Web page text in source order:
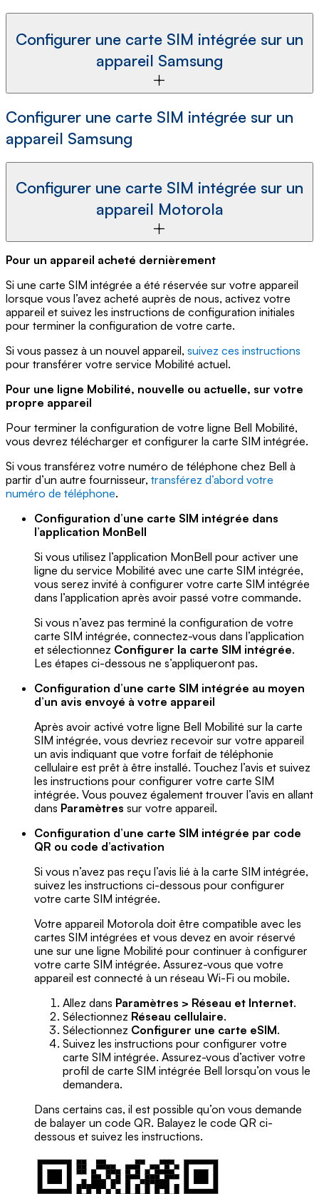
Configurer une carte SIM intégrée sur un
appareil Samsung
Configurer une carte SIM intégrée sur un
appareil Samsung
Configurer une carte SIM intégrée sur un
appareil Motorola
Pour un appareil acheté dernièrement
Si une carte SIM intégrée a été réservée sur votre appareil
lorsque vous l’avez acheté auprès de nous, activez votre
appareil et suivez les instructions de configuration initiales
pour terminer la configuration de votre carte.
Si vous passez à un nouvel appareil, suivez ces instructions
pour transférer votre service Mobilité actuel.
Pour une ligne Mobilité, nouvelle ou actuelle, sur votre
propre appareil
Pour terminer la configuration de votre ligne Bell Mobilité,
vous devrez télécharger et configurer la carte SIM intégrée.
Si vous transférez votre numéro de téléphone chez Bell à
partir d’un autre fournisseur, transférez d’abord votre
numéro de téléphone.
Configuration d’une carte SIM intégrée dans
l’application MonBell
Si vous utilisez l’application MonBell pour activer une
ligne du service Mobilité avec une carte SIM intégrée,
vous serez invité à configurer votre carte SIM intégrée
dans l’application après avoir passé votre commande.
Si vous n’avez pas terminé la configuration de votre
carte SIM intégrée, connectez-vous dans l’application
et sélectionnez Configurer la carte SIM intégrée.
Les étapes ci-dessous ne s’appliqueront pas.
Configuration d’une carte SIM intégrée au moyen
d’un avis envoyé à votre appareil
Après avoir activé votre ligne Bell Mobilité sur la carte
SIM intégrée, vous devriez recevoir sur votre appareil
un avis indiquant que votre forfait de téléphonie
cellulaire est prêt à être installé. Touchez l’avis et suivez
les instructions pour configurer votre carte SIM
intégrée. Vous pouvez également trouver l’avis en allant
dans Paramètres sur votre appareil.
Configuration d’une carte SIM intégrée par code
QR ou code d’activation
Si vous n’avez pas reçu l’avis lié à la carte SIM intégrée,
suivez les instructions ci-dessous pour configurer
votre carte SIM intégrée.
Votre appareil Motorola doit être compatible avec les
cartes SIM intégrées et vous devez en avoir réservé
une sur une ligne Mobilité pour continuer à configurer
votre carte SIM intégrée. Assurez-vous que votre
appareil est connecté à un réseau Wi-Fi ou mobile.
Allez dans Paramètres > Réseau et Internet.
Sélectionnez Réseau cellulaire.
Sélectionnez Configurer une carte eSIM.
Suivez les instructions pour configurer votre
carte SIM intégrée. Assurez-vous d’activer votre
profil de carte SIM intégrée Bell lorsqu’on vous le
demandera.
Dans certains cas, il est possible qu’on vous demande
de balayer un code QR. Balayez le code QR ci-
dessous et suivez les instructions.